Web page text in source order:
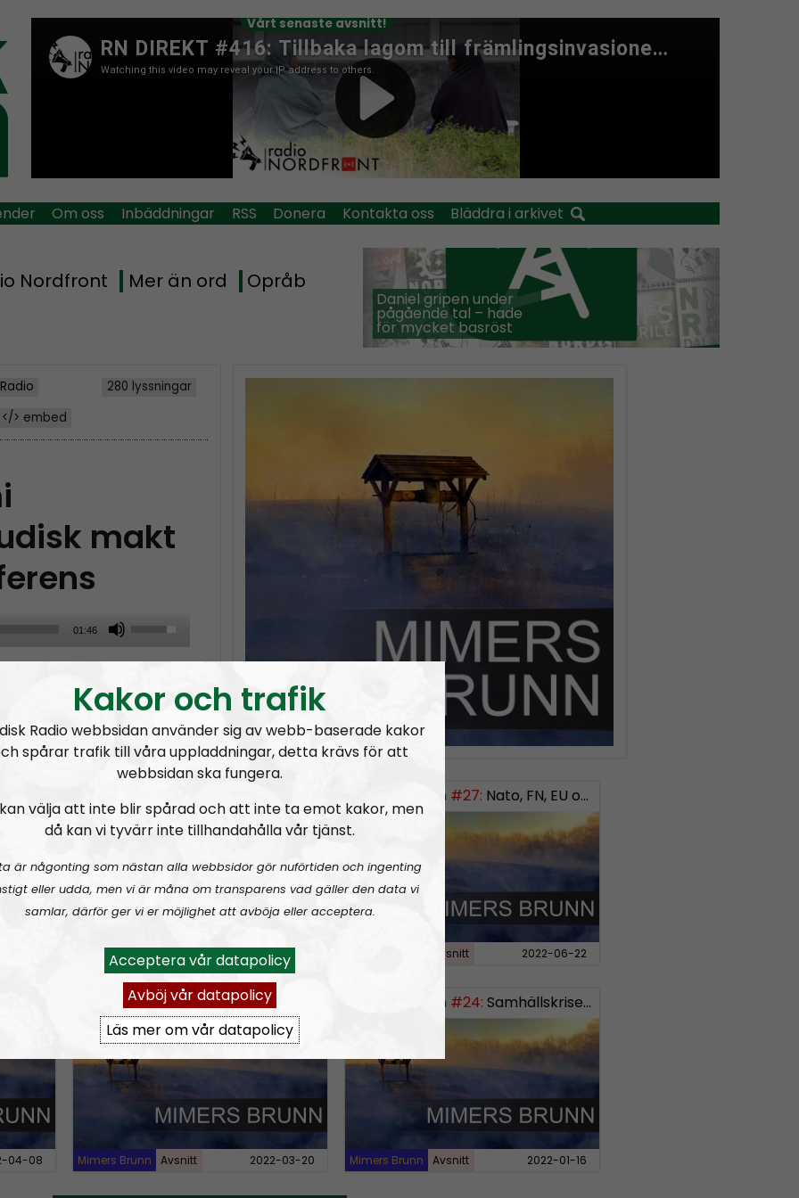
Vårt senaste avsnitt!
Om oss Inbäddningar RSS Donera Kontakta oss Bläddra i arkivet
Nordfront Mer än ord Opråb
Daniel gripen under
pågående tal – hade
för mycket basröst
280 lyssningar
</> embed
makt
01:46
U
U
/
D
w
A
r
o
w
k
e
y
s
o
i
n
i Sverige inte var
av judiska globalister.
Mimers Brunn 2023-01-26
Mimers Brunn #27: Nato, FN, EU och kurderna
Avsnitt 2022-06-22
04-08
Mimers Brunn #25:Den svenska mentaliteten
Mimers Brunn Avsnitt 2022-03-20
Mimers Brunn #24: Samhällskriserna
Mimers Brunn Avsnitt 2022-01-16
Kakor och trafik
Radio webbsidan använder sig av webb-baserade kakor
spårar trafik till våra uppladdningar, detta krävs för att
webbsidan ska fungera.
välja att inte blir spårad och att inte ta emot kakor, men
då kan vi tyvärr inte tillhandahålla vår tjänst.
är någonting som nästan alla webbsidor gör nuförtiden och ingenting
eller udda, men vi är måna om transparens vad gäller den data vi
samlar, därför ger vi er möjlighet att avböja eller acceptera.
Acceptera vår datapolicy
Avböj vår datapolicy
Läs mer om vår datapolicy